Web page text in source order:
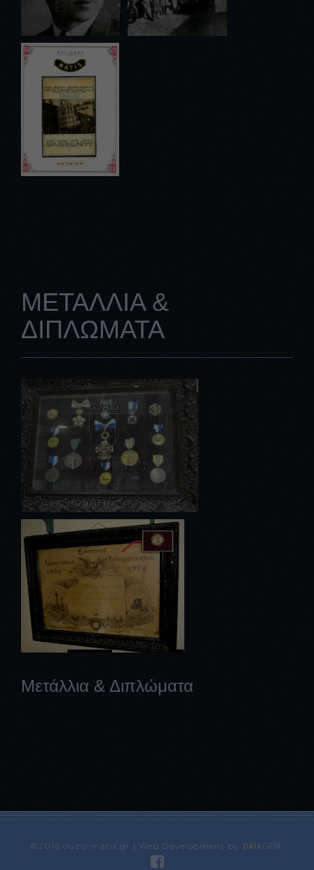
ΜΕΤΑΛΛΙΑ &
ΔΙΠΛΩΜΑΤΑ
Μετάλλια & Διπλώματα
©2016 ouzo-matis.gr | Web Development by